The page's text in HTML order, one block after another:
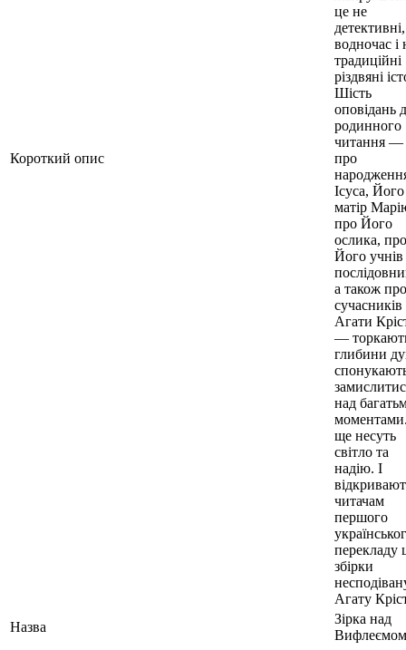
Короткий опис
це не
водночас і
традиційні
різдвяні
Шість
оповідань
родинного
читання —
про
Ісуса, Його
матір
про Його
ослика, про
Його учнів
а також про
сучасників
Агати
—
глибини
над
ще несуть
світло та
надію. І
читачам
першого
перекладу
збірки
Агату
Назва
Зірка над
Вифлеємом